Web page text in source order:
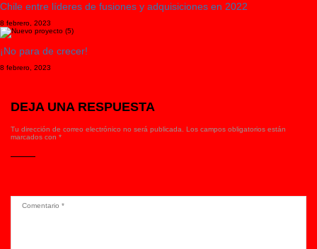
Chile entre líderes de fusiones y adquisiciones en 2022
8 febrero, 2023
¡No para de crecer!
8 febrero, 2023
DEJA UNA RESPUESTA
Tu dirección de correo electrónico no será publicada.
Los campos obligatorios están
marcados con *